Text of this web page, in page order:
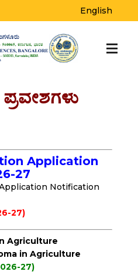
English
Application
27
Notification
27)
Agriculture
in Agriculture
27)